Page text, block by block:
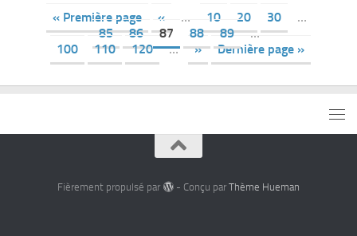
« Première page « … 10 20 30
…
85
86 87 88 89
…
100
110 120 … » Dernière page »
Fièrement propulsé par - Conçu par Thème Hueman